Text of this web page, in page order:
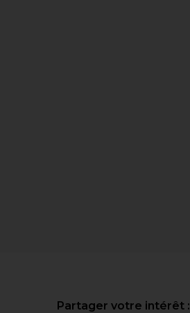
Partager votre intérêt :